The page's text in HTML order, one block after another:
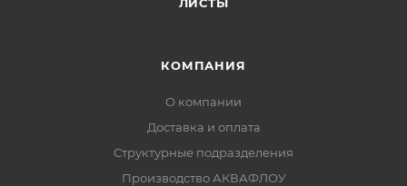
ЛИСТЫ
КОМПАНИЯ
О компании
Доставка и оплата
Структурные подразделения
Производство АКВАФЛОУ